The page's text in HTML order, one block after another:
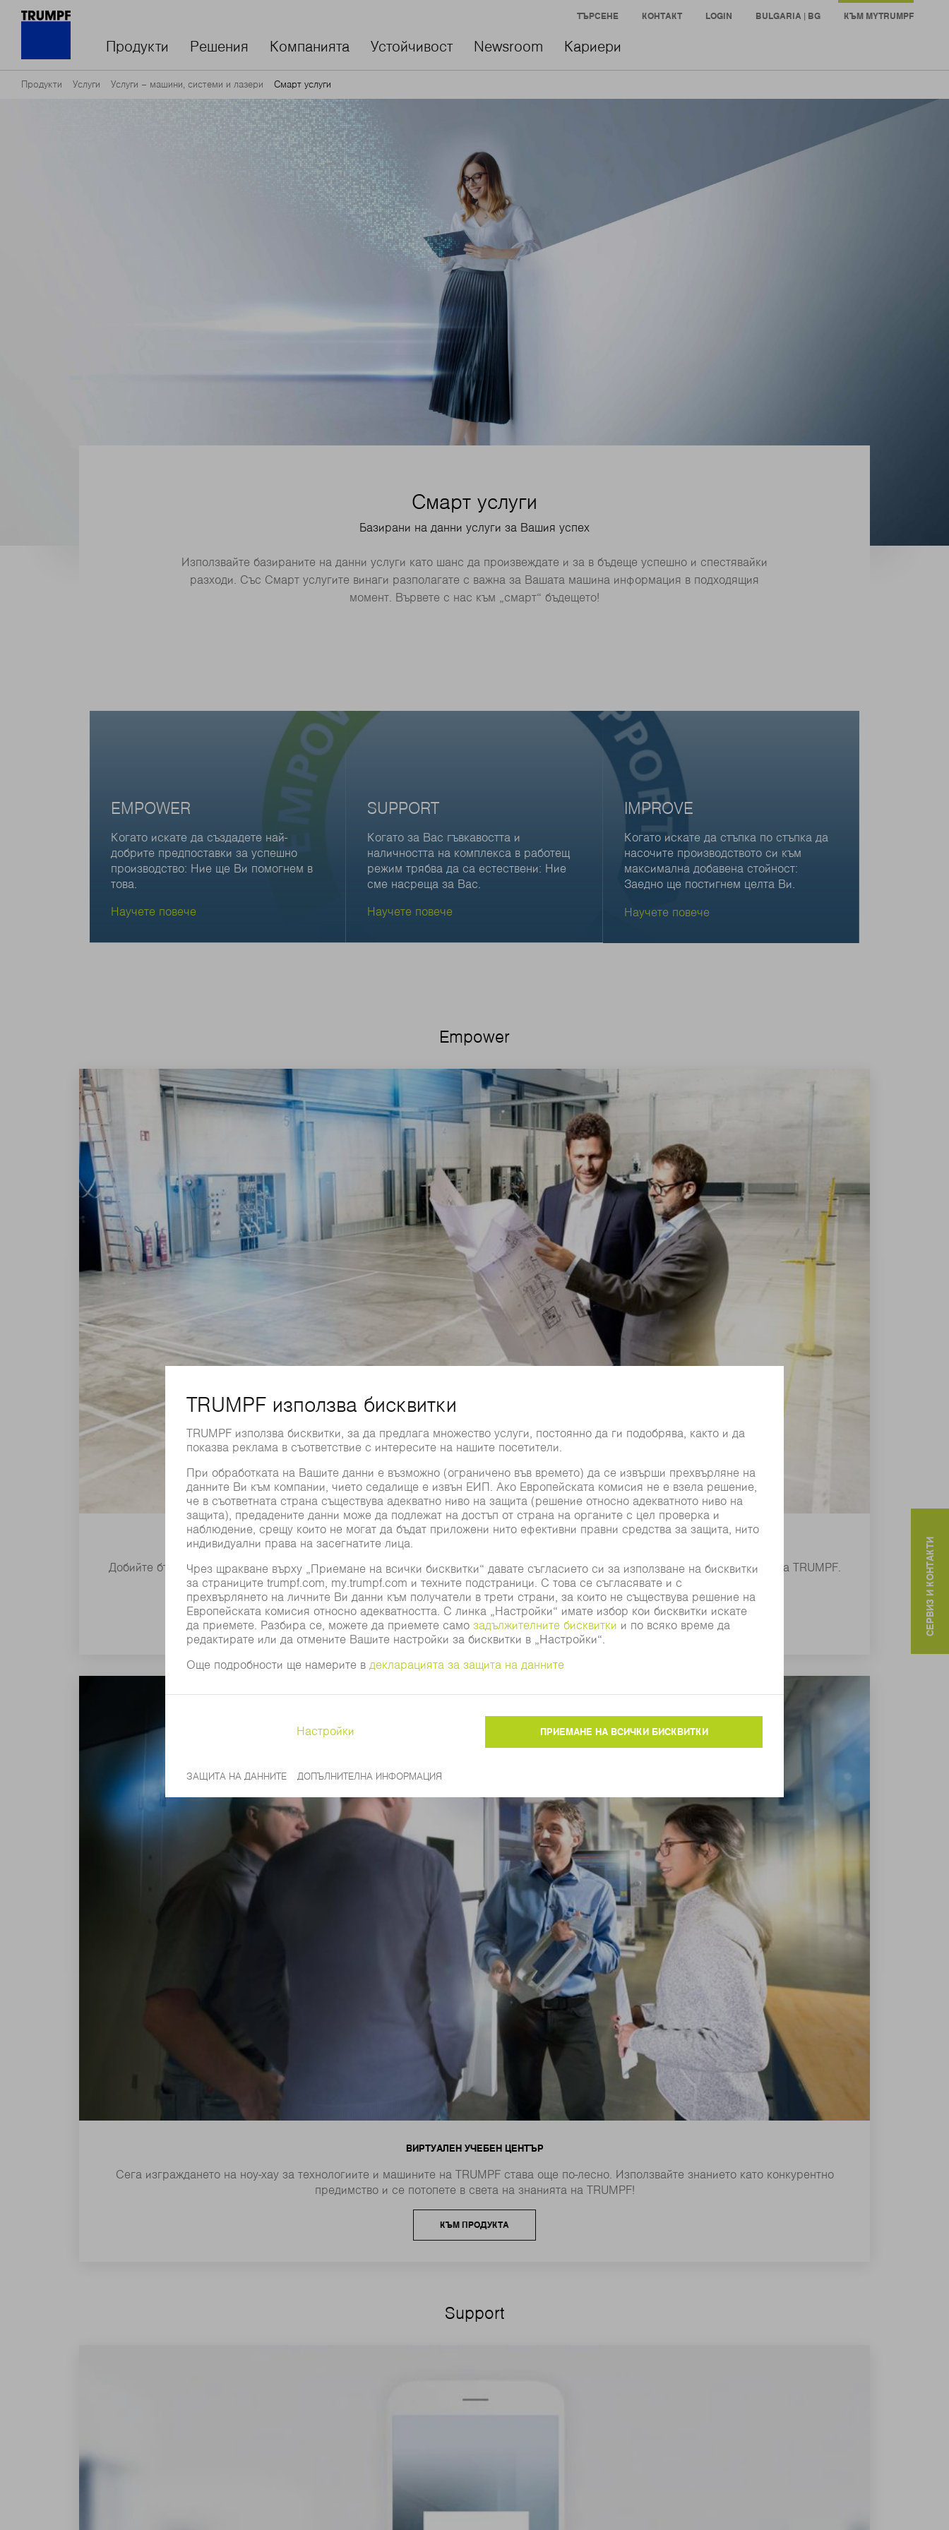
Продукти Решения Компанията Устойчивост Newsroom Кариери
ТЪРСЕНЕ КОНТАКТ LOGIN BULGARIA | BG КЪМ MYTRUMPF
Продукти Услуги Услуги – машини, системи и лазери Смарт услуги
Смарт услуги
Базирани на данни услуги за Вашия успех
Използвайте базираните на данни услуги като шанс да произвеждате и за в бъдеще успешно и спестявайки
разходи. Със Смарт услугите винаги разполагате с важна за Вашата машина информация в подходящия
момент. Вървете с нас към „смарт“ бъдещето!
EMPOWER
Когато искате да създадете най-
добрите предпоставки за успешно
производство: Ние ще Ви помогнем в
това.
Научете повече
SUPPORT
Когато за Вас гъвкавостта и
наличността на комплекса в работещ
режим трябва да са естествени: Ние
сме насреща за Вас.
Научете повече
IMPROVE
Когато искате да стъпка по стъпка да
насочите производството си към
максимална добавена стойност:
Заедно ще постигнем целта Ви.
Научете повече
Empower
Добийте бързо представа за възможностите за финансиране на Вашите планирани инвестиции – с финансовия мениджър на TRUMPF.
Калкулирайте онлайн сега!
КЪМ ПРОДУКТА
ВИРТУАЛЕН УЧЕБЕН ЦЕНТЪР
Сега изграждането на ноу-хау за технологиите и машините на TRUMPF става още по-лесно. Използвайте знанието като конкурентно
предимство и се потопете в света на знанията на TRUMPF!
КЪМ ПРОДУКТА
Support
СЕРВИЗ И КОНТАКТИ